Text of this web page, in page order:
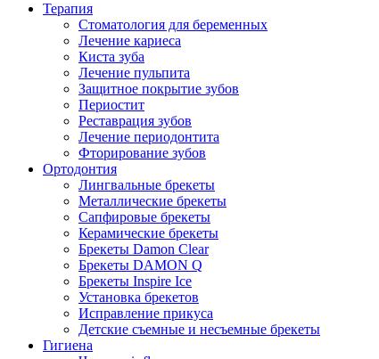
Терапия
Стоматология для беременных
Лечение кариеса
Киста зуба
Лечение пульпита
Защитное покрытие зубов
Периостит
Реставрация зубов
Лечение периодонтита
Фторирование зубов
Ортодонтия
Лингвальные брекеты
Металлические брекеты
Сапфировые брекеты
Керамические брекеты
Брекеты Damon Clear
Брекеты DAMON Q
Брекеты Inspire Ice
Установка брекетов
Исправление прикуса
Детские съемные и несъемные брекеты
Гигиена